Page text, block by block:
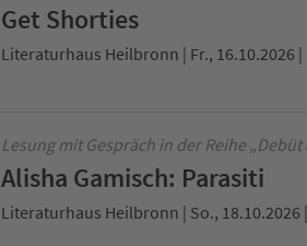
Get Shorties
Literaturhaus Heilbronn | Fr., 16.10.2026 |
Lesung mit Gespräch in der Reihe „Debüt
Alisha Gamisch: Parasiti
Literaturhaus Heilbronn | So., 18.10.2026